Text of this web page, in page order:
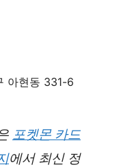
아현동 331-6
포켓몬 카드
에서 최신 정